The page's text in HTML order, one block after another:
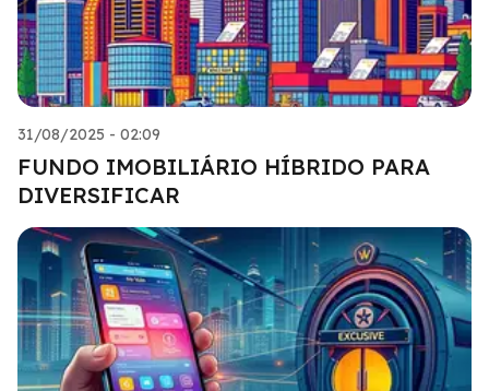
31/08/2025 - 02:09
FUNDO IMOBILIÁRIO HÍBRIDO PARA
DIVERSIFICAR